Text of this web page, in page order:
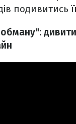
подивитись